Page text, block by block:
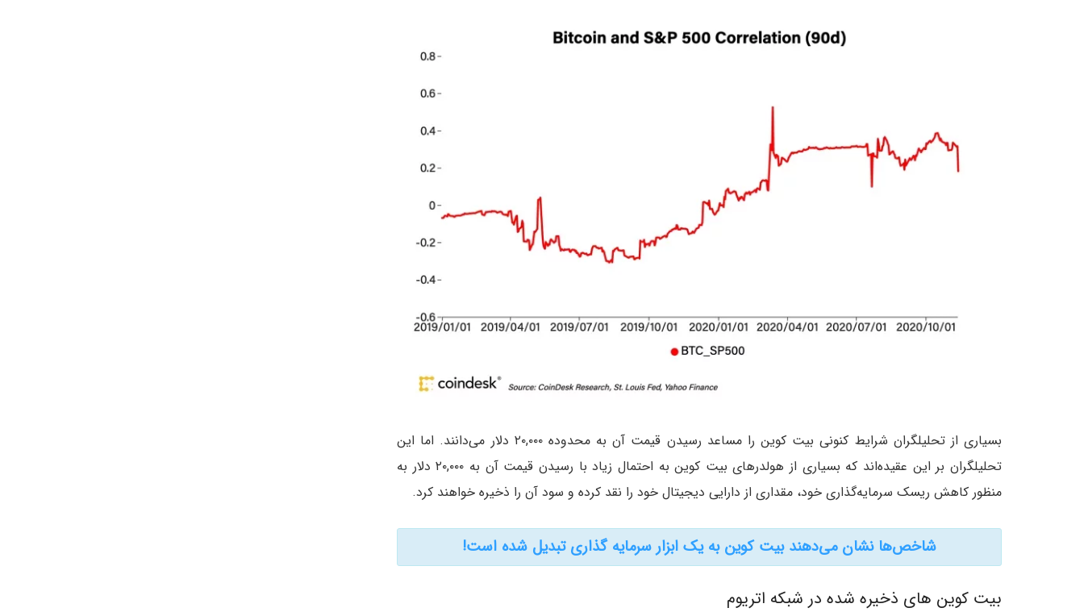
بسیاری از تحلیلگران شرایط کنونی بیت کوین را مساعد رسیدن قیمت آن به محدوده ۲۰,۰۰۰ دلار می‌دانند. اما این
تحلیلگران بر این عقیده‌اند که بسیاری از هولدرهای بیت کوین به احتمال زیاد با رسیدن قیمت آن به ۲۰,۰۰۰ دلار به
منظور کاهش ریسک سرمایه‌گذاری خود، مقداری از دارایی دیجیتال خود را نقد کرده و سود آن را ذخیره خواهند کرد.
شاخص‌ها نشان می‌دهند بیت کوین به یک ابزار سرمایه گذاری تبدیل شده است!
بیت کوین های ذخیره شده در شبکه اتریوم